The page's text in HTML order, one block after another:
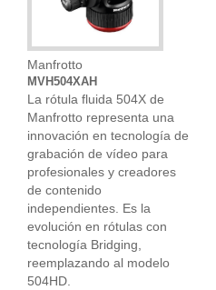
Manfrotto
MVH504XAH
La rótula fluida 504X de
Manfrotto representa una
innovación en tecnología de
grabación de vídeo para
profesionales y creadores
de contenido
independientes. Es la
evolución en rótulas con
tecnología Bridging,
reemplazando al modelo
504HD.